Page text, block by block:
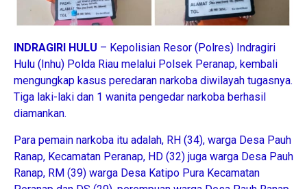
INDRAGIRI HULU – Kepolisian Resor (Polres) Indragiri
Hulu (Inhu) Polda Riau melalui Polsek Peranap, kembali
mengungkap kasus peredaran narkoba diwilayah tugasnya.
Tiga laki-laki dan 1 wanita pengedar narkoba berhasil
diamankan.
Para pemain narkoba itu adalah, RH (34), warga Desa Pauh
Ranap, Kecamatan Peranap, HD (32) juga warga Desa Pauh
Ranap, RM (39) warga Desa Katipo Pura Kecamatan